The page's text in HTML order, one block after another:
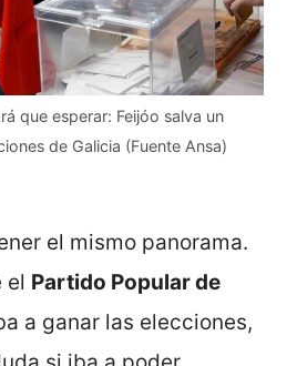
que esperar: Feijóo salva un
de Galicia (Fuente Ansa)
el mismo panorama.
el Partido Popular de
a ganar las elecciones,